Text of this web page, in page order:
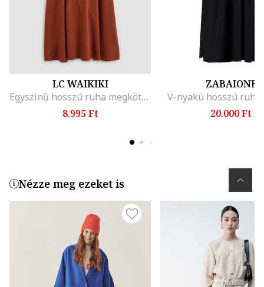
LC WAIKIKI
Egyszínű hosszú ruha megkötővel a derékrésze, Téglavörös
8.995 Ft
ZABAIONE
V-nyakú hosszú
20.000 Ft
Nézze meg ezeket is